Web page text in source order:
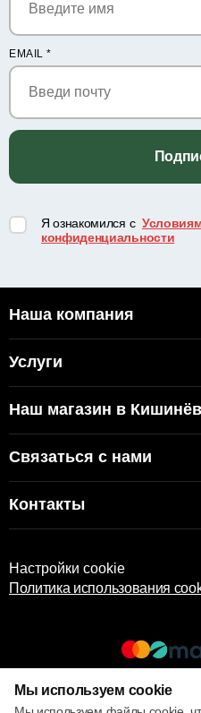
EMAIL *
Я ознакомился с
конфиденциальности
Наша компания
Услуги
Наш магазин в
Связаться с нами
Контакты
Настройки cookie
Политика использования
© 2013 –
Мы используем cookie